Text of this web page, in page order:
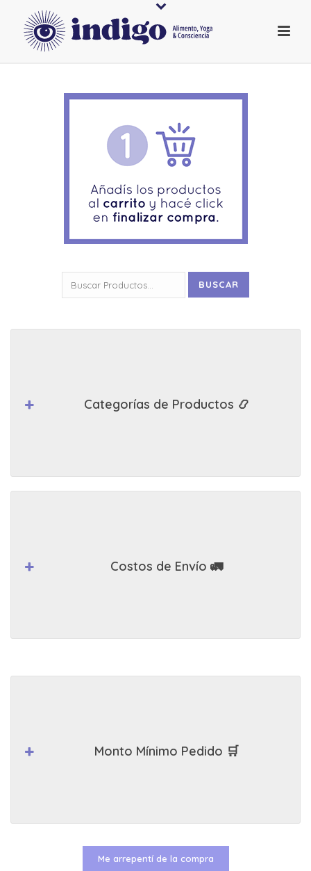
por:
BUSCAR
Categorías de Productos 📿
Costos de Envío 🚛
Monto Mínimo Pedido 🛒
Me arrepentí de la compra